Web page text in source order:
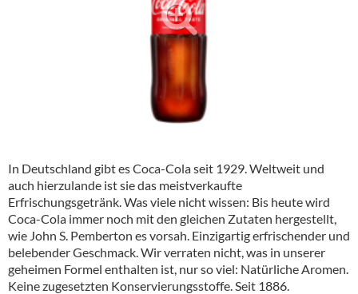
Hygieneartikel & Desinfektion
In Deutschland gibt esCoca-Colaseit 1929. Weltweit und
auch hierzulande ist sie das meistverkaufte
Erfrischungsgetränk. Was viele nicht wissen: Bis heute wird
Coca-Cola immer noch mit den gleichen Zutaten hergestellt,
wie John S. Pemberton es vorsah. Einzigartig erfrischender und
belebender Geschmack. Wir verraten nicht, was in unserer
geheimen Formel enthalten ist, nur so viel: Natürliche Aromen.
Keine zugesetzten Konservierungsstoffe. Seit 1886.